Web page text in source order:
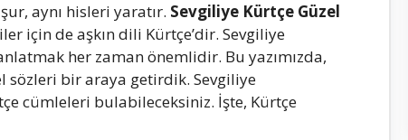
aynı hisleri yaratır. Sevgiliye Kürtçe Güzel
için de aşkın dili Kürtçe’dir. Sevgiliye
her zaman önemlidir. Bu yazımızda,
sözleri bir araya getirdik. Sevgiliye
cümleleri bulabileceksiniz. İşte, Kürtçe